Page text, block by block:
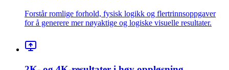
Forstår romlige forhold, fysisk logikk og flertrinnsoppgaver
for å generere mer nøyaktige og logiske visuelle resultater.